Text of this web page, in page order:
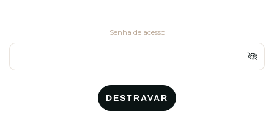
Senha de acesso
DESTRAVAR